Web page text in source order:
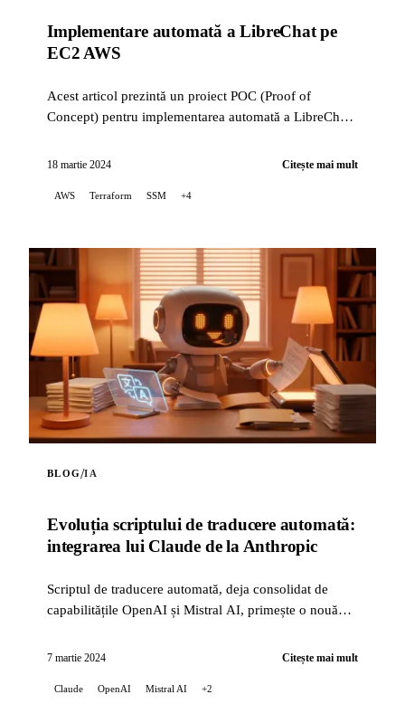
Implementare automată a LibreChat pe
EC2 AWS
Acest articol prezintă un proiect POC (Proof of
Concept) pentru implementarea automată a LibreChat
infrastructura...
18 martie 2024 Citește mai mult
AWS Terraform SSM +4
BLOG/IA
Evoluția scriptului de traducere automată:
integrarea lui Claude de la Anthropic
Scriptul de traducere automată, deja consolidat de
capabilitățile OpenAI și Mistral AI, primește o nouă
7 martie 2024 Citește mai mult
Claude OpenAI Mistral AI +2